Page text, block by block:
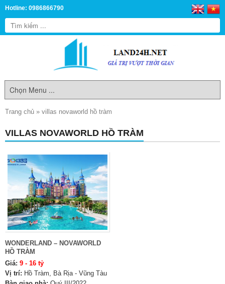
Hotline: 0986866790
Trang chủ » villas novaworld hồ tràm
VILLAS NOVAWORLD HỒ TRÀM
WONDERLAND – NOVAWORLD
HỒ TRÀM
Giá: 9 - 16 tỷ
Vị trí: Hồ Tràm, Bà Rịa - Vũng Tàu